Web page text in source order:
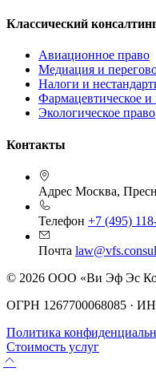
Классический
Авиационное право
Медиация и
Налоги и
Фармацевтическое
Экологическое право
Контакты
Адрес Москва,
Телефон +7 (495)
Почта
© 2026 ООО «Ви Эф Эс
ОГРН 1267700068085 ·
Политика
Стоимость услуг